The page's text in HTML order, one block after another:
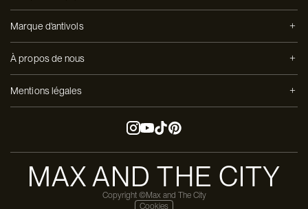
Marque d'antivols
À propos de nous
Mentions légales
MAX AND THE CITY
Copyright ©Max and The City
Cookies